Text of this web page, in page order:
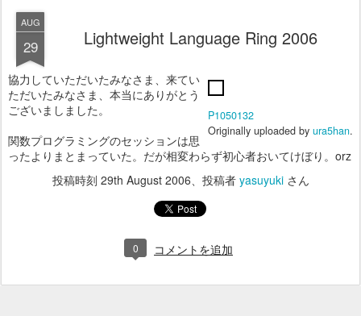
AUG
29 Lightweight Language Ring 2006
P1050132
Originally uploaded by ura5han.
協力していただいたみなさま、来てい
ただいたみなさま、本当にありがとう
ございましました。
関数プログラミングのセッションは思
ったよりまとまっていた。だが相変わらず初心者おいてけぼり。orz
投稿時刻 29th August 2006、投稿者 yasuyukiさん
0 コメントを追加